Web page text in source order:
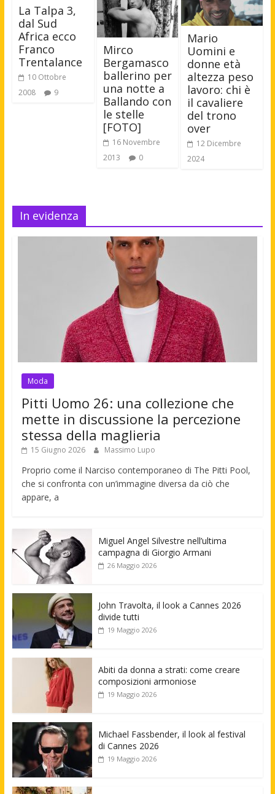
La Talpa 3,
dal Sud
Africa ecco
Franco
Trentalance
10 Ottobre
2008
9
Mirco
Bergamasco
ballerino per
una notte a
Ballando con
le stelle
[FOTO]
16 Novembre
2013
0
Mario
Uomini e
donne età
altezza peso
lavoro: chi è
il cavaliere
del trono
over
12 Dicembre
2024
In evidenza
Moda
Pitti Uomo 26: una collezione che
mette in discussione la percezione
stessa della maglieria
15 Giugno 2026 Massimo Lupo
Proprio come il Narciso contemporaneo di The Pitti Pool,
che si confronta con un’immagine diversa da ciò che
appare, a
Miguel Angel Silvestre nell’ultima
campagna di Giorgio Armani
26 Maggio 2026
John Travolta, il look a Cannes 2026
divide tutti
19 Maggio 2026
Abiti da donna a strati: come creare
composizioni armoniose
19 Maggio 2026
Michael Fassbender, il look al festival
di Cannes 2026
19 Maggio 2026